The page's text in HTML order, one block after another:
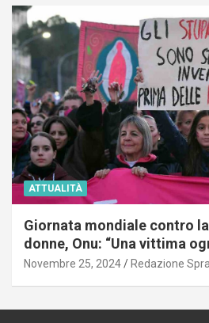
ATTUALITÀ
Giornata mondiale contro
donne, Onu: “Una vittima
Novembre 25, 2024 Redazione